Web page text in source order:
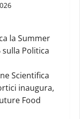
la Summer
sulla Politica
Scientifica
inaugura,
Food